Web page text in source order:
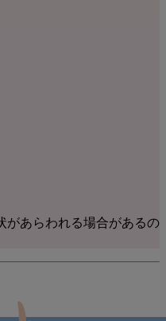
があらわれる場合があるの